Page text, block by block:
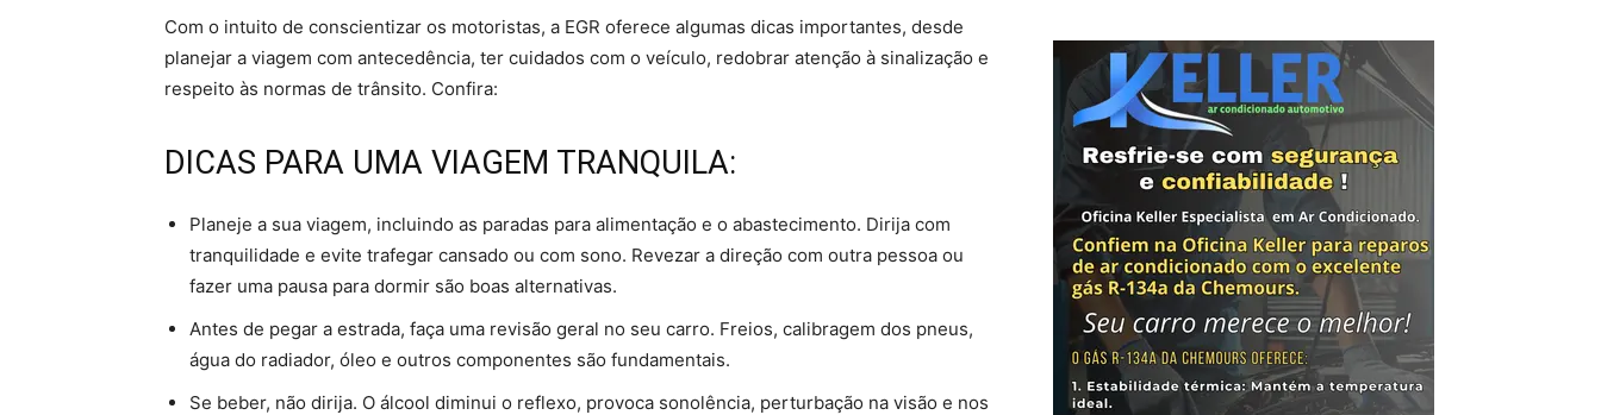
Com o intuito de conscientizar os motoristas, a EGR oferece algumas dicas importantes, desde
planejar a viagem com antecedência, ter cuidados com o veículo, redobrar atenção à sinalização e
respeito às normas de trânsito. Confira:
DICAS PARA UMA VIAGEM TRANQUILA:
Planeje a sua viagem, incluindo as paradas para alimentação e o abastecimento. Dirija com
tranquilidade e evite trafegar cansado ou com sono. Revezar a direção com outra pessoa ou
fazer uma pausa para dormir são boas alternativas.
Antes de pegar a estrada, faça uma revisão geral no seu carro. Freios, calibragem dos pneus,
água do radiador, óleo e outros componentes são fundamentais.
Se beber, não dirija. O álcool diminui o reflexo, provoca sonolência, perturbação na visão e nos